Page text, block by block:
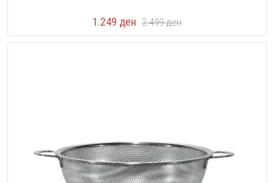
1.249 ден 2.499ден